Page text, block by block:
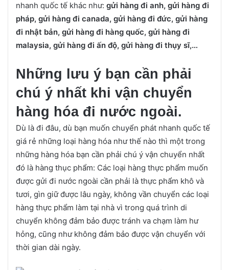
nhanh quốc tế khác như: gửi hàng đi anh, gửi hàng đi
pháp, gửi hàng đi canada, gửi hàng đi đức, gửi hàng
đi nhật bản, gửi hàng đi hàng quốc, gửi hàng đi
malaysia, gửi hàng đi ấn độ, gửi hàng đi thụy sĩ,…
Những lưu ý bạn cần phải
chú ý nhất khi vận chuyển
hàng hóa đi nước ngoài.
Dù là đi đâu, dù bạn muốn chuyển phát nhanh quốc tế
giá rẻ những loại hàng hóa như thế nào thì một trong
những hàng hóa bạn cần phải chú ý vận chuyển nhất
đó là hàng thục phẩm: Các loại hàng thực phẩm muốn
được gửi đi nước ngoài cần phải là thực phẩm khô và
tươi, gìn giữ được lâu ngày, không vần chuyển các loại
hàng thực phẩm làm tại nhà vì trong quá trình di
chuyển không đảm bảo được tránh va chạm làm hư
hỏng, cũng như không đảm bảo được vận chuyển với
thời gian dài ngày.